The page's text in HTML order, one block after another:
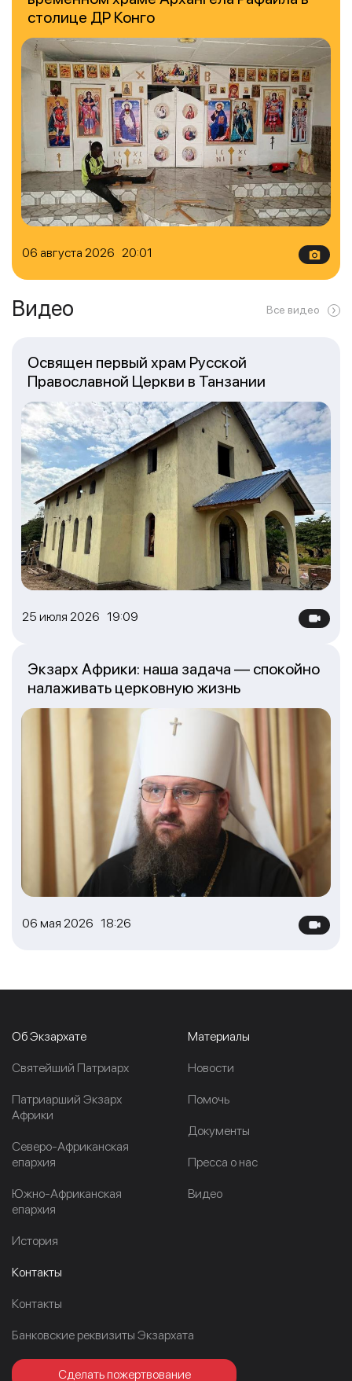
06 августа 2026 20:01
столице ДР Конго
Видео Все видео
25 июля 2026 19:09
Освящен первый храм Русской
Православной Церкви в Танзании
06 мая 2026 18:26
Экзарх Африки: наша задача — спокойно
налаживать церковную жизнь
Об Экзархате
Cвятейший Патриарх
Патриарший Экзарх
Африки
Северо-Африканская
епархия
Южно-Африканская
епархия
История
Материалы
Новости
Помочь
Документы
Пресса о нас
Видео
Контакты
Контакты
Банковские реквизиты Экзархата
Сделать пожертвование